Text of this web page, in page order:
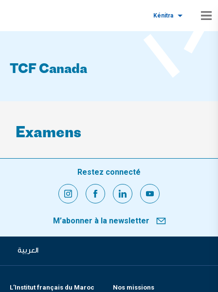
Kénitra
TCF Canada
Examens
Restez connecté
M’abonner à la newsletter
العربية
L’Institut français du Maroc Nos missions